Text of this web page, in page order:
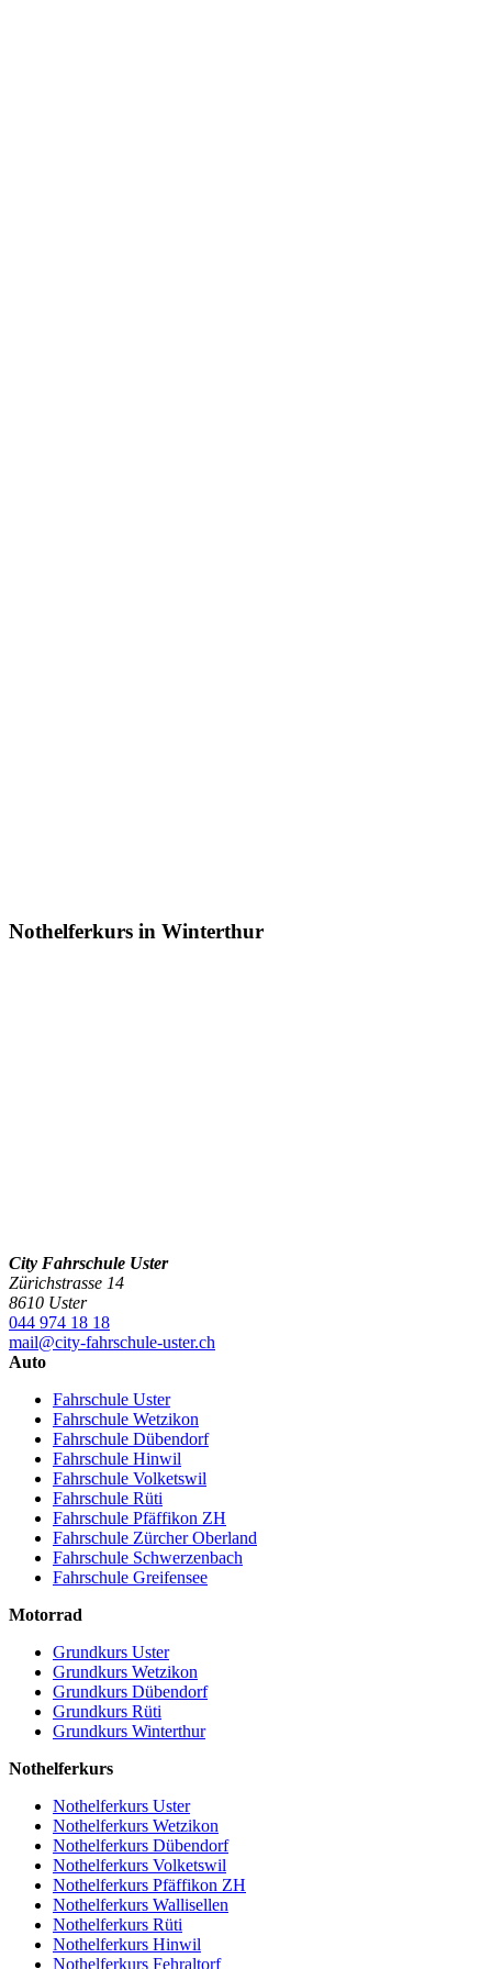
Nothelferkurs in Winterthur
City Fahrschule Uster
Zürichstrasse 14
8610 Uster
044 974 18 18
mail@city-fahrschule-uster.ch
Auto
Fahrschule Uster
Fahrschule Wetzikon
Fahrschule Dübendorf
Fahrschule Hinwil
Fahrschule Volketswil
Fahrschule Rüti
Fahrschule Pfäffikon ZH
Fahrschule Zürcher Oberland
Fahrschule Schwerzenbach
Fahrschule Greifensee
Motorrad
Grundkurs Uster
Grundkurs Wetzikon
Grundkurs Dübendorf
Grundkurs Rüti
Grundkurs Winterthur
Nothelferkurs
Nothelferkurs Uster
Nothelferkurs Wetzikon
Nothelferkurs Dübendorf
Nothelferkurs Volketswil
Nothelferkurs Pfäffikon ZH
Nothelferkurs Wallisellen
Nothelferkurs Rüti
Nothelferkurs Hinwil
Nothelferkurs Fehraltorf